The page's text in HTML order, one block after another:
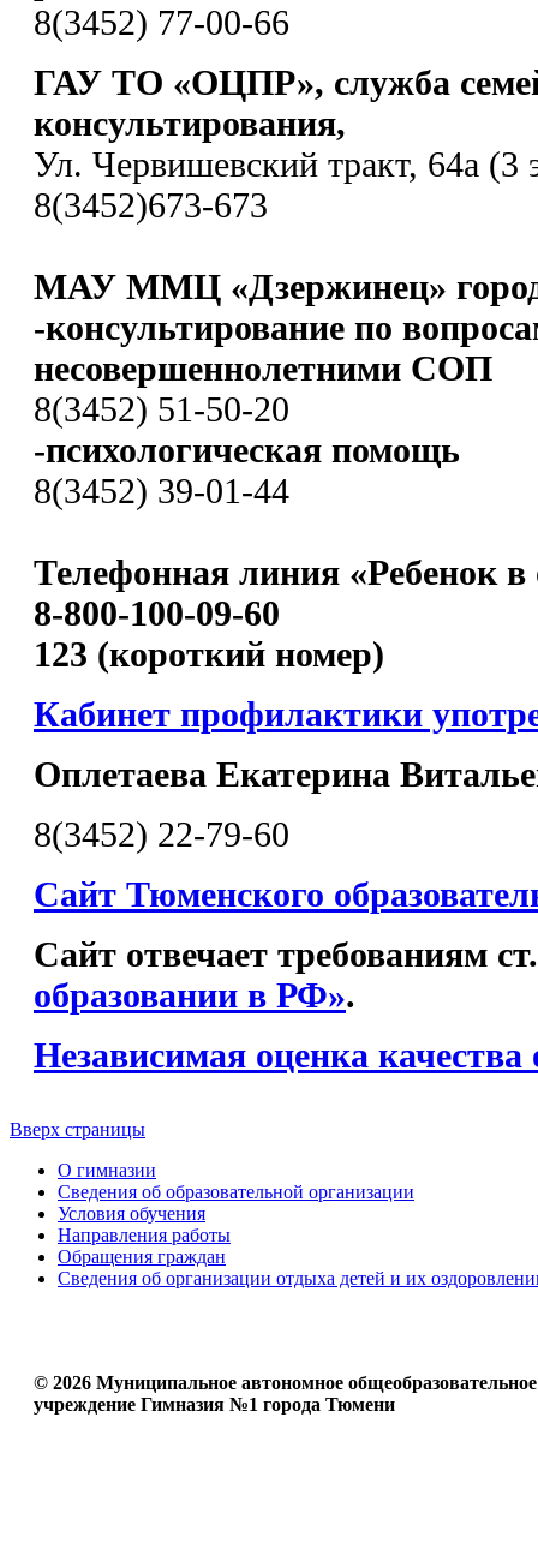
8(3452) 77-00-66
ГАУ ТО «ОЦПР», служба
консультирования,
Ул. Червишевский тракт, 64а (3
8(3452)673-673
МАУ ММЦ «Дзержинец»
-консультирование по
несовершеннолетними СОП
8(3452) 51-50-20
-психологическая помощь
8(3452) 39-01-44
Телефонная линия «Ребенок в
8-800-100-09-60
123 (короткий номер)
Кабинет профилактики
Оплетаева Екатерина
8(3452) 22-79-60
Сайт Тюменского
Сайт отвечает требованиям
образовании в РФ».
Независимая оценка качества
Вверх страницы
О гимназии
Сведения об образовательной организации
Условия обучения
Направления работы
Обращения граждан
Сведения об организации отдыха детей и их
© 2026 Муниципальное автономное общеобразовательное
учреждение Гимназия №1 города Тюмени